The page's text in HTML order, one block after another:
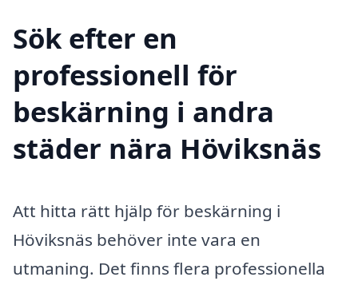
Sök efter en
professionell för
beskärning i andra
städer nära Höviksnäs
Att hitta rätt hjälp för beskärning i
Höviksnäs behöver inte vara en
utmaning. Det finns flera professionella